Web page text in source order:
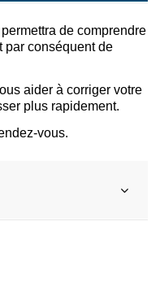
de comprendre
par conséquent de
aider à corriger votre
plus rapidement.
vous.